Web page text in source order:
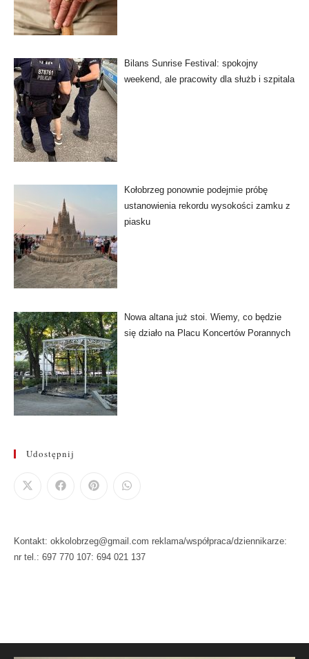
Bilans Sunrise Festival: spokojny
weekend, ale pracowity dla służb i szpitala
Kołobrzeg ponownie podejmie próbę
ustanowienia rekordu wysokości zamku z
piasku
Nowa altana już stoi. Wiemy, co będzie
się działo na Placu Koncertów Porannych
Udostępnij
Kontakt: okkolobrzeg@gmail.com reklama/współpraca/dziennikarze:
nr tel.: 697 770 107: 694 021 137